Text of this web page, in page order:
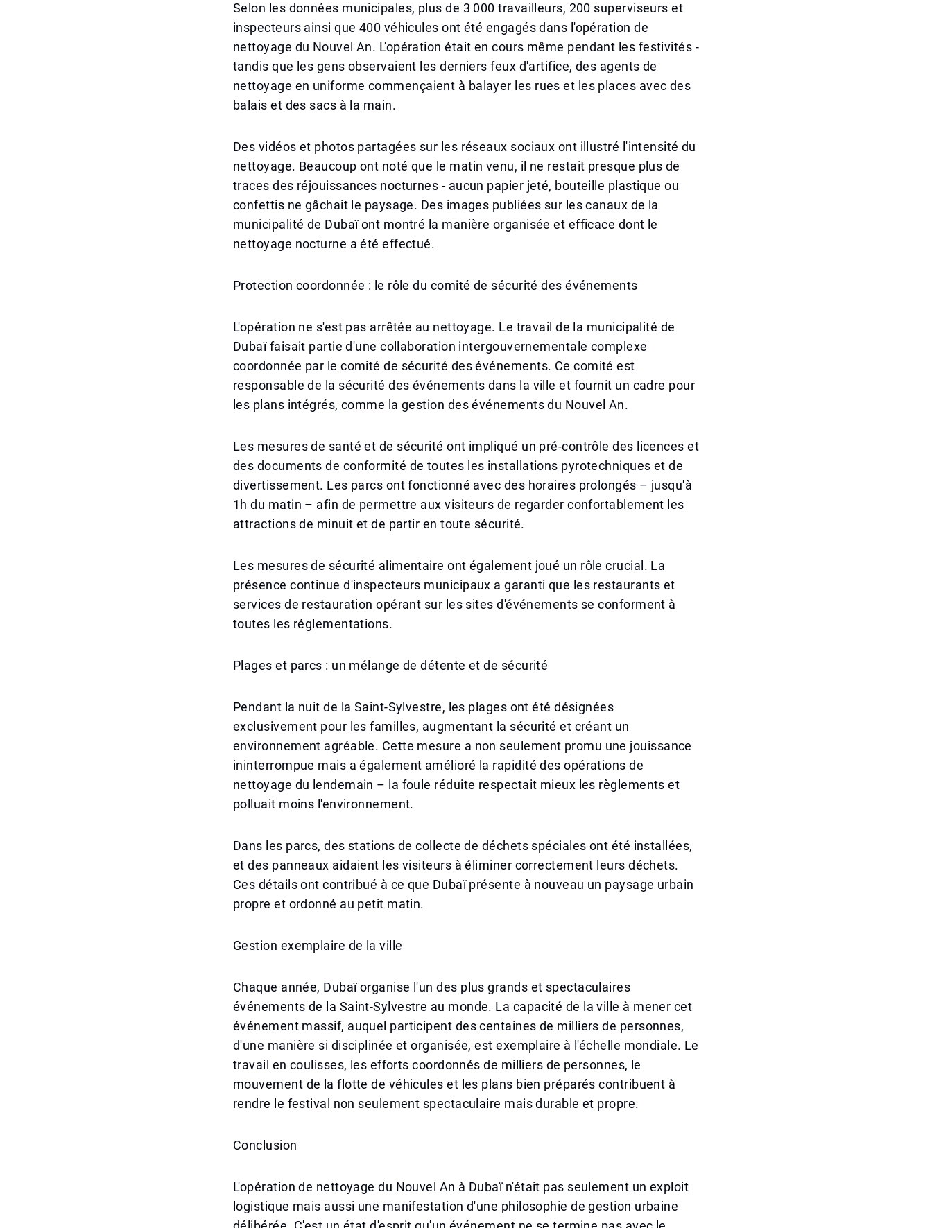
Selon les données municipales, plus de 3 000 travailleurs, 200 superviseurs et
inspecteurs ainsi que 400 véhicules ont été engagés dans l'opération de
nettoyage du Nouvel An. L'opération était en cours même pendant les festivités -
tandis que les gens observaient les derniers feux d'artifice, des agents de
nettoyage en uniforme commençaient à balayer les rues et les places avec des
balais et des sacs à la main.
Des vidéos et photos partagées sur les réseaux sociaux ont illustré l'intensité du
nettoyage. Beaucoup ont noté que le matin venu, il ne restait presque plus de
traces des réjouissances nocturnes - aucun papier jeté, bouteille plastique ou
confettis ne gâchait le paysage. Des images publiées sur les canaux de la
municipalité de Dubaï ont montré la manière organisée et efficace dont le
nettoyage nocturne a été effectué.
Protection coordonnée : le rôle du comité de sécurité des événements
L'opération ne s'est pas arrêtée au nettoyage. Le travail de la municipalité de
Dubaï faisait partie d'une collaboration intergouvernementale complexe
coordonnée par le comité de sécurité des événements. Ce comité est
responsable de la sécurité des événements dans la ville et fournit un cadre pour
les plans intégrés, comme la gestion des événements du Nouvel An.
Les mesures de santé et de sécurité ont impliqué un pré-contrôle des licences et
des documents de conformité de toutes les installations pyrotechniques et de
divertissement. Les parcs ont fonctionné avec des horaires prolongés – jusqu'à
1h du matin – afin de permettre aux visiteurs de regarder confortablement les
attractions de minuit et de partir en toute sécurité.
Les mesures de sécurité alimentaire ont également joué un rôle crucial. La
présence continue d'inspecteurs municipaux a garanti que les restaurants et
services de restauration opérant sur les sites d'événements se conforment à
toutes les réglementations.
Plages et parcs : un mélange de détente et de sécurité
Pendant la nuit de la Saint-Sylvestre, les plages ont été désignées
exclusivement pour les familles, augmentant la sécurité et créant un
environnement agréable. Cette mesure a non seulement promu une jouissance
ininterrompue mais a également amélioré la rapidité des opérations de
nettoyage du lendemain – la foule réduite respectait mieux les règlements et
polluait moins l'environnement.
Dans les parcs, des stations de collecte de déchets spéciales ont été installées,
et des panneaux aidaient les visiteurs à éliminer correctement leurs déchets.
Ces détails ont contribué à ce que Dubaï présente à nouveau un paysage urbain
propre et ordonné au petit matin.
Gestion exemplaire de la ville
Chaque année, Dubaï organise l'un des plus grands et spectaculaires
événements de la Saint-Sylvestre au monde. La capacité de la ville à mener cet
événement massif, auquel participent des centaines de milliers de personnes,
d'une manière si disciplinée et organisée, est exemplaire à l'échelle mondiale. Le
travail en coulisses, les efforts coordonnés de milliers de personnes, le
mouvement de la flotte de véhicules et les plans bien préparés contribuent à
rendre le festival non seulement spectaculaire mais durable et propre.
Conclusion
L'opération de nettoyage du Nouvel An à Dubaï n'était pas seulement un exploit
logistique mais aussi une manifestation d'une philosophie de gestion urbaine